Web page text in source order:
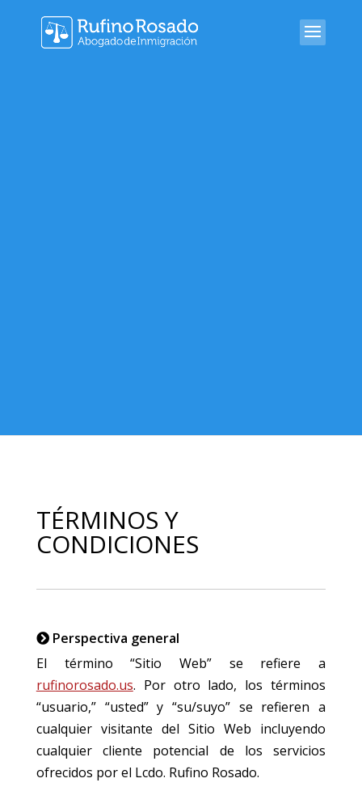
TÉRMINOS Y
CONDICIONES
Perspectiva general
El término “Sitio Web” se refiere a
rufinorosado.us. Por otro lado, los términos
“usuario,” “usted” y “su/suyo” se refieren a
cualquier visitante del Sitio Web incluyendo
cualquier cliente potencial de los servicios
ofrecidos por el Lcdo. Rufino Rosado.